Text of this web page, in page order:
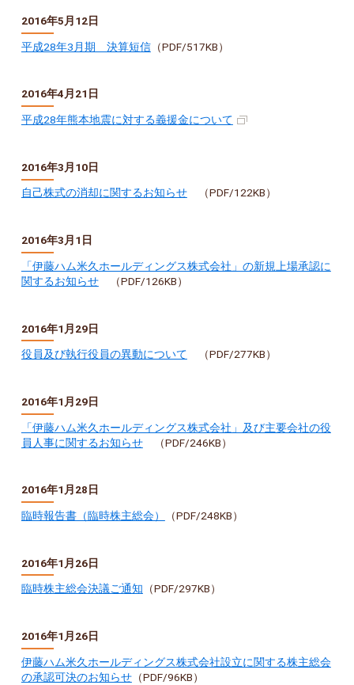
2016年5月12日
平成28年3月期 決算短信（PDF/517KB）
2016年4月21日
平成28年熊本地震に対する義援金について
2016年3月10日
自己株式の消却に関するお知らせ（PDF/122KB）
2016年3月1日
「伊藤ハム米久ホールディングス株式会社」の新規上場承認に
関するお知らせ（PDF/126KB）
2016年1月29日
役員及び執行役員の異動について （PDF/277KB）
2016年1月29日
「伊藤ハム米久ホールディングス株式会社」及び主要会社の役
員人事に関するお知らせ（PDF/246KB）
2016年1月28日
臨時報告書（臨時株主総会） （PDF/248KB）
2016年1月26日
臨時株主総会決議ご通知 （PDF/297KB）
2016年1月26日
伊藤ハム米久ホールディングス株式会社設立に関する株主総会
の承認可決のお知らせ（PDF/96KB）